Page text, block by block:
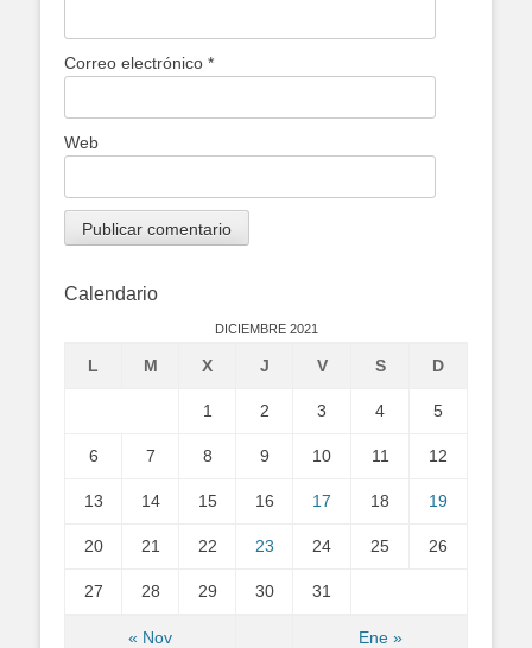
Correo electrónico *
Web
Calendario
DICIEMBRE 2021
L M X J V S D
« Nov Ene »
1 2 3 4 5
6 7 8 9 10 11 12
13 14 15 16 17 18 19
20 21 22 23 24 25 26
27 28 29 30 31